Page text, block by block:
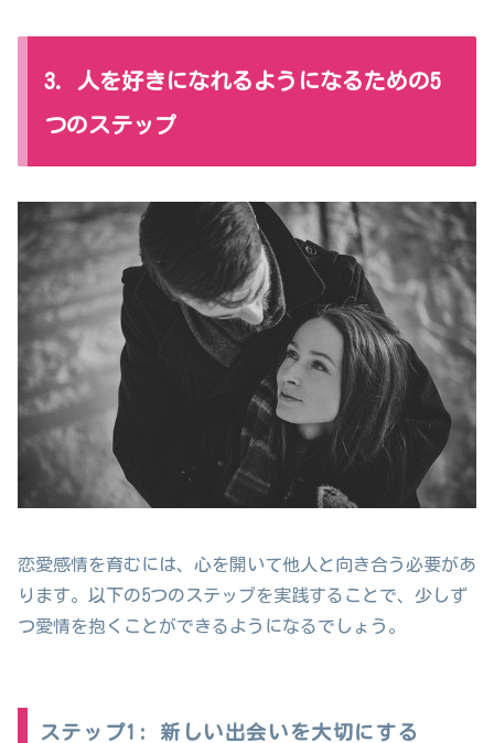
3. 人を好きになれるようになるための5
つのステップ
恋愛感情を育むには、心を開いて他人と向き合う必要があ
ります。以下の5つのステップを実践することで、少しず
つ愛情を抱くことができるようになるでしょう。
ステップ1: 新しい出会いを大切にする